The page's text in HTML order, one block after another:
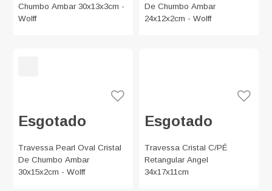
Chumbo Ambar 30x13x3cm -
Wolff
De Chumbo Ambar
24x12x2cm - Wolff
Esgotado
Travessa Pearl Oval Cristal
De Chumbo Ambar
30x15x2cm - Wolff
Esgotado
Travessa Cristal C/PÉ
Retangular Angel
34x17x11cm